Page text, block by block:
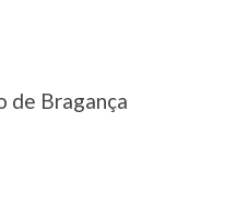
de Bragança